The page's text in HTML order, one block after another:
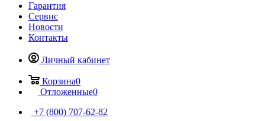
Гарантия
Сервис
Новости
Контакты
Личный кабинет
Корзина0
Отложенные0
+7 (800) 707-62-82